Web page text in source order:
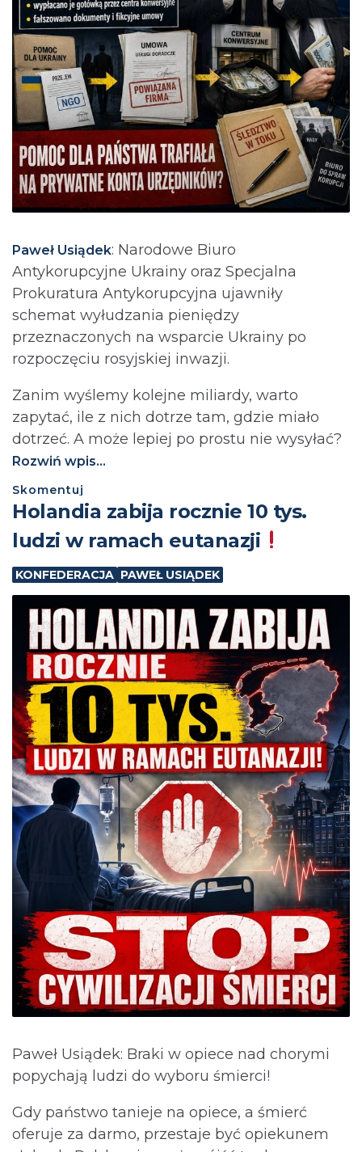
Paweł Usiądek: Narodowe Biuro
Antykorupcyjne Ukrainy oraz Specjalna
Prokuratura Antykorupcyjna ujawniły
schemat wyłudzania pieniędzy
przeznaczonych na wsparcie Ukrainy po
rozpoczęciu rosyjskiej inwazji.
Zanim wyślemy kolejne miliardy, warto
zapytać, ile z nich dotrze tam, gdzie miało
dotrzeć. A może lepiej po prostu nie wysyłać?⁩
Rozwiń wpis...
Skomentuj
Holandia zabija rocznie 10 tys.
ludzi w ramach eutanazji
KONFEDERACJA PAWEŁ USIĄDEK
Paweł Usiądek: Braki w opiece nad chorymi
popychają ludzi do wyboru śmierci!
Gdy państwo tanieje na opiece, a śmierć
oferuje za darmo, przestaje być opiekunem